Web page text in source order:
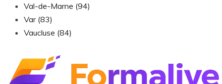
Val-de-Marne (94)
Var (83)
Vaucluse (84)